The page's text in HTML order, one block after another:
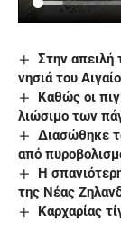
Στην απειλή
νησιά του
Καθώς οι
λιώσιμο των
Διασώθηκε
από
Η
της Νέας
Καρχαρίας